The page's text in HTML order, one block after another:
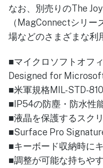
なお、別売りのThe
（MagConnectシリ
場などのさまざまな利
■マイクロソフトオフ
Designed for
■米軍規格MIL-STD-
■IP54の防塵・防水性
■液晶を保護するスク
■Surface Pro
■キーボード収納時に
■調整が可能な持ちや